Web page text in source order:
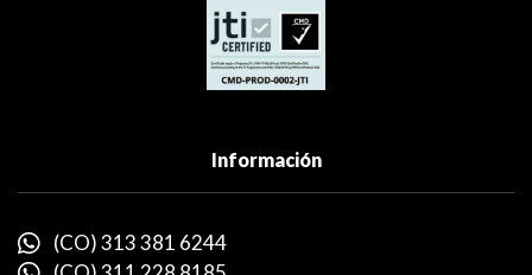
Información
(CO) 313 381 6244